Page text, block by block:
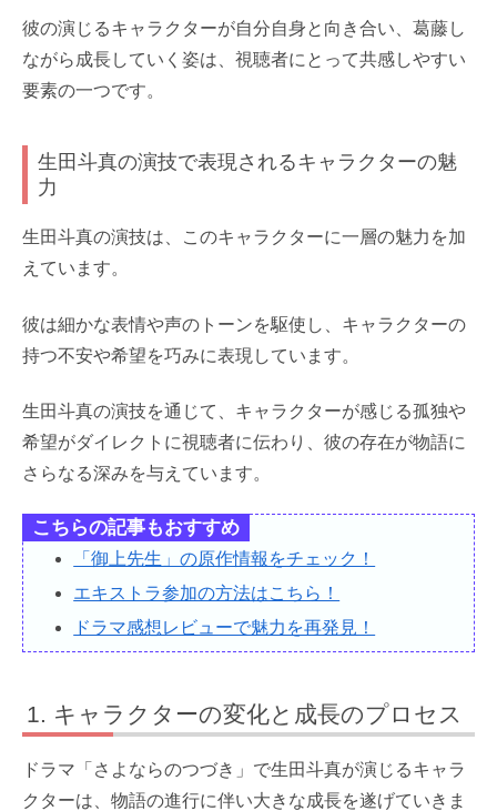
彼の演じるキャラクターが自分自身と向き合い、葛藤し
ながら成長していく姿は、視聴者にとって共感しやすい
要素の一つです。
生田斗真の演技で表現されるキャラクターの魅
力
生田斗真の演技は、このキャラクターに一層の魅力を加
えています。
彼は細かな表情や声のトーンを駆使し、キャラクターの
持つ不安や希望を巧みに表現しています。
生田斗真の演技を通じて、キャラクターが感じる孤独や
希望がダイレクトに視聴者に伝わり、彼の存在が物語に
さらなる深みを与えています。
こちらの記事もおすすめ
「御上先生」の原作情報をチェック！
エキストラ参加の方法はこちら！
ドラマ感想レビューで魅力を再発見！
キャラクターの変化と成長のプロセス
ドラマ「さよならのつづき」で生田斗真が演じるキャラ
クターは、物語の進行に伴い大きな成長を遂げていきま